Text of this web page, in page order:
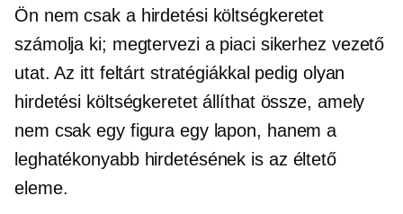
Ön nem csak a hirdetési költségkeretet
számolja ki; megtervezi a piaci sikerhez vezető
utat. Az itt feltárt stratégiákkal pedig olyan
hirdetési költségkeretet állíthat össze, amely
nem csak egy figura egy lapon, hanem a
leghatékonyabb hirdetésének is az éltető
eleme.